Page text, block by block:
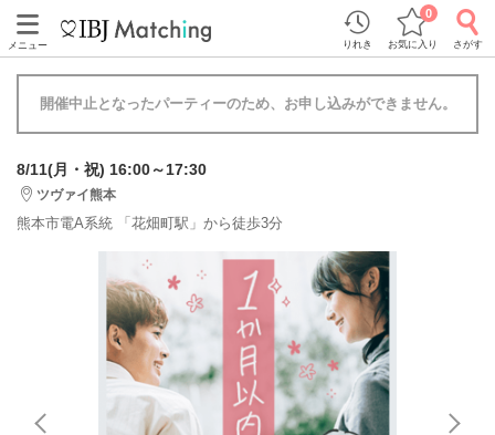
メニュー りれき お気に入り
0
さがす
開催中止となったパーティーのため、お申し込みができません。
8/11(月・祝) 16:00～17:30
ツヴァイ熊本
熊本市電A系統 「花畑町駅」から徒歩3分